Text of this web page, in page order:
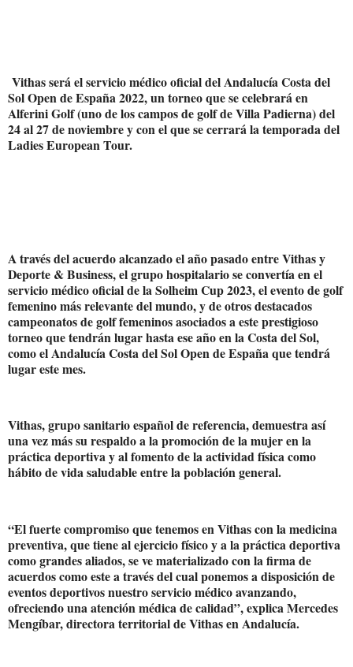
Vithas será el servicio médico oficial del Andalucía Costa del
Sol Open de España 2022, un torneo que se celebrará en
Alferini Golf (uno de los campos de golf de Villa Padierna) del
24 al 27 de noviembre y con el que se cerrará la temporada del
Ladies European Tour.
A través del acuerdo alcanzado el año pasado entre Vithas y
Deporte & Business, el grupo hospitalario se convertía en el
servicio médico oficial de la Solheim Cup 2023, el evento de golf
femenino más relevante del mundo, y de otros destacados
campeonatos de golf femeninos asociados a este prestigioso
torneo que tendrán lugar hasta ese año en la Costa del Sol,
como el Andalucía Costa del Sol Open de España que tendrá
lugar este mes.
Vithas, grupo sanitario español de referencia, demuestra así
una vez más su respaldo a la promoción de la mujer en la
práctica deportiva y al fomento de la actividad física como
hábito de vida saludable entre la población general.
“El fuerte compromiso que tenemos en Vithas con la medicina
preventiva, que tiene al ejercicio físico y a la práctica deportiva
como grandes aliados, se ve materializado con la firma de
acuerdos como este a través del cual ponemos a disposición de
eventos deportivos nuestro servicio médico avanzando,
ofreciendo una atención médica de calidad”, explica Mercedes
Mengíbar, directora territorial de Vithas en Andalucía.